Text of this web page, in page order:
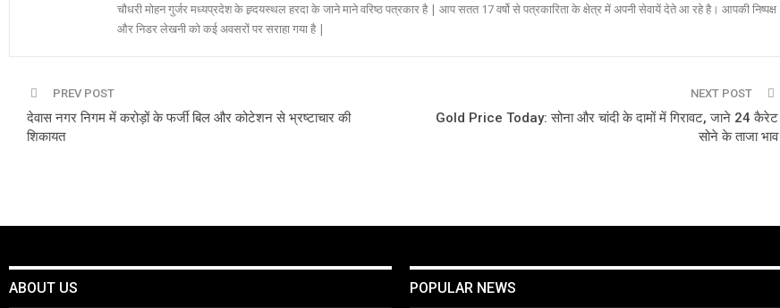
चौधरी मोहन गुर्जर मध्यप्रदेश के ह्र्दयस्थल हरदा के जाने माने वरिष्ठ पत्रकार है | आप सतत 17 वर्षो से पत्रकारिता के क्षेत्र में अपनी सेवायें देते आ रहे है। आपकी निष्पक्ष
और निडर लेखनी को कई अवसरों पर सराहा गया है |
PREV POST
देवास नगर निगम में करोड़ों के फर्जी बिल और कोटेशन से भ्रष्टाचार की
शिकायत
NEXT POST
Gold Price Today: सोना और चांदी के दामों में गिरावट, जाने 24 कैरेट
सोने के ताजा भाव
ABOUT US POPULAR NEWS